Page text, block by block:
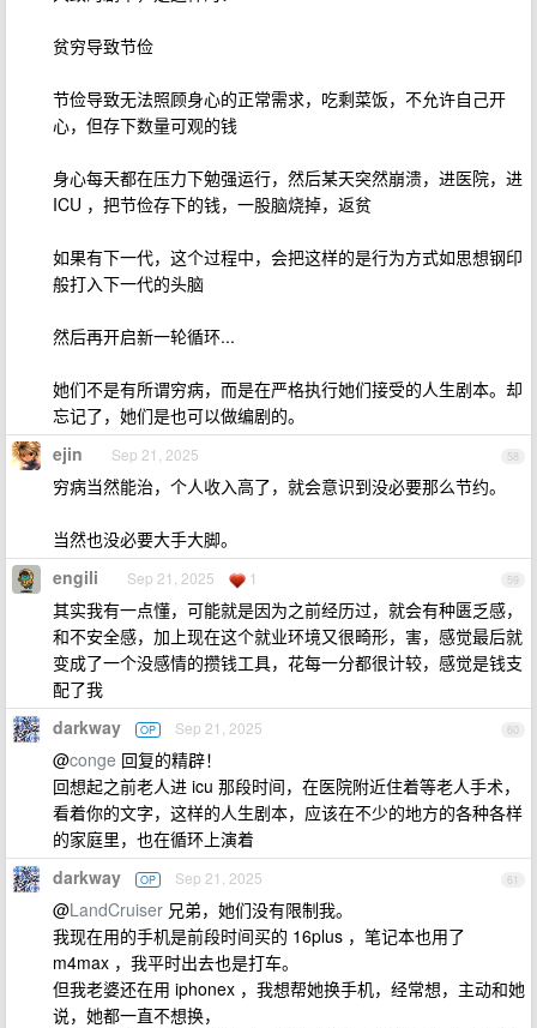
贫穷导致节俭
节俭导致无法照顾身心的正常需求，吃剩菜饭，不允许自己开
心，但存下数量可观的钱
身心每天都在压力下勉强运行，然后某天突然崩溃，进医院，进
ICU ，把节俭存下的钱，一股脑烧掉，返贫
如果有下一代，这个过程中，会把这样的是行为方式如思想钢印
般打入下一代的头脑
然后再开启新一轮循环...
她们不是有所谓穷病，而是在严格执行她们接受的人生剧本。却
忘记了，她们是也可以做编剧的。
58
ejin Sep 21, 2025
穷病当然能治，个人收入高了，就会意识到没必要那么节约。
当然也没必要大手大脚。
59
engili Sep 21, 2025 1
其实我有一点懂，可能就是因为之前经历过，就会有种匮乏感，
和不安全感，加上现在这个就业环境又很畸形，害，感觉最后就
变成了一个没感情的攒钱工具，花每一分都很计较，感觉是钱支
配了我
60
darkway OP Sep 21, 2025
@conge 回复的精辟！
回想起之前老人进 icu 那段时间，在医院附近住着等老人手术，
看着你的文字，这样的人生剧本，应该在不少的地方的各种各样
的家庭里，也在循环上演着
61
darkway OP Sep 21, 2025
@LandCruiser 兄弟，她们没有限制我。
我现在用的手机是前段时间买的 16plus ，笔记本也用了
m4max ，我平时出去也是打车。
但我老婆还在用 iphonex ，我想帮她换手机，经常想，主动和她
说，她都一直不想换，